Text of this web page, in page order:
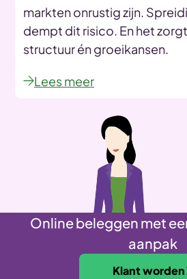
markten onrustig zijn.
dempt dit risico. En het
structuur én groeikansen.
Lees meer
Online beleggen met
aanpak
Klant worden